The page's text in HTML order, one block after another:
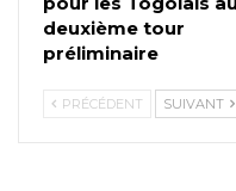
deuxième tour
préliminaire
PRÉCÉDENT SUIVANT